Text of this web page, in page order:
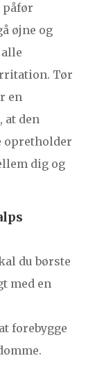
påfør
øjne og
Tør
en
at den
opretholder
dig og
du børste
med en
forebygge